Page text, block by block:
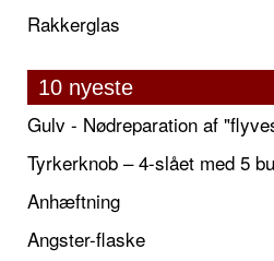
Rakkerglas
10 nyeste
Gulv - Nødreparation af
Tyrkerknob – 4-slået med 5
Anhæftning
Angster-flaske